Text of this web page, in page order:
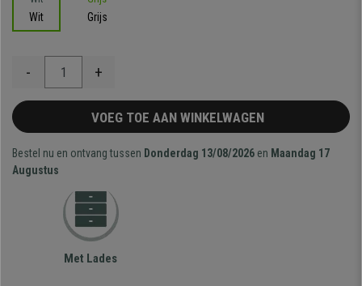
Wit Grijs
- +
VOEG TOE AAN WINKELWAGEN
Bestel nu en ontvang tussen Donderdag 13/08/2026 en Maandag 17
Augustus
Met Lades